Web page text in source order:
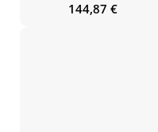
144,87 €